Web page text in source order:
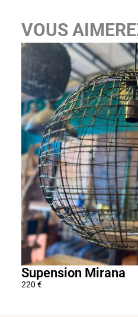
x
:
1
8
5
0
€
à
2
6
9
0
€
VOUS
Supension Mirana
220 €